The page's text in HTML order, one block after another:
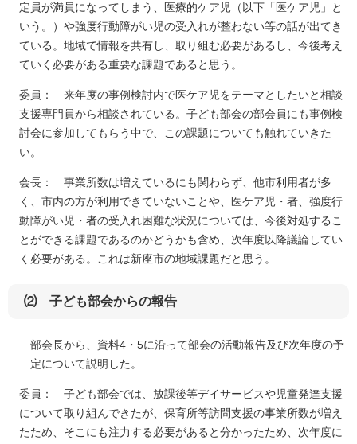
定員が満員になってしまう、医療的ケア児（以下「医ケア児」と
いう。）や強度行動障がい児の受入れが整わない等の話が出てき
ている。地域で情報を共有し、取り組む必要があるし、今後考え
ていく必要がある重要な課題であると思う。
委員： 来年度の事例検討内で医ケア児をテーマとしたいと相談
支援専門員から相談されている。子ども部会の部会員にも事例検
討会に参加してもらう中で、この課題についても触れていきた
い。
会長： 事業所数は増えているにも関わらず、他市利用者が多
く、市内の方が利用できていないことや、医ケア児・者、強度行
動障がい児・者の受入れ困難な状況については、今後対処するこ
とができる課題であるのかどうかも含め、次年度以降議論してい
く必要がある。これは新座市の地域課題だと思う。
⑵ 子ども部会からの報告
部会長から、資料4・5に沿って部会の活動報告及び次年度の予
定について説明した。
委員： 子ども部会では、放課後等デイサービスや児童発達支援
について取り組んできたが、保育所等訪問支援の事業所数が増え
たため、そこにも注力する必要があると分かったため、次年度に